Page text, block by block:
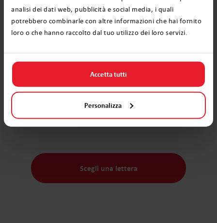
analisi dei dati web, pubblicità e social media, i quali
potrebbero combinarle con altre informazioni che hai fornito
loro o che hanno raccolto dal tuo utilizzo dei loro servizi.
Accetta tutti
Personalizza
4,9 su 62 697 recensioni
4,9 su 51 recensioni
Scegli una lettera